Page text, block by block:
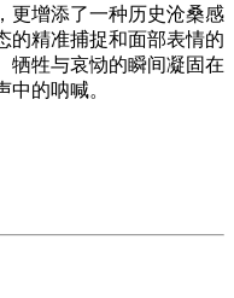
更增添了一种历史沧桑感
的精准捕捉和面部表情的
牺牲与哀恸的瞬间凝固在
的呐喊。